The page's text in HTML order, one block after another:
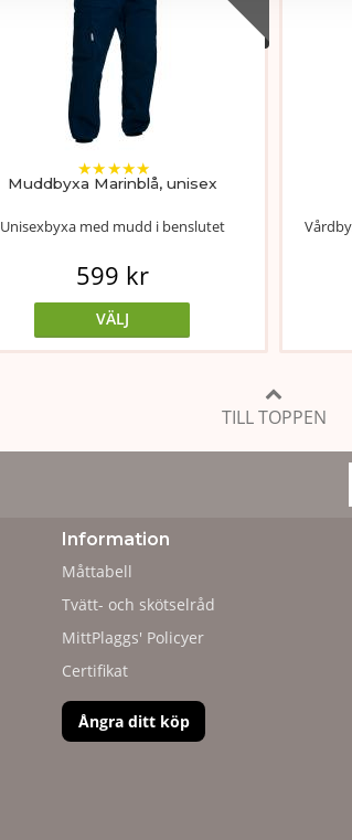
Muddbyxa Marinblå, unisex
★★★★★
Unisexbyxa med mudd i benslutet
599 kr
VÄLJ
TILL TOPPEN
Information
Måttabell
Tvätt- och skötselråd
MittPlaggs' Policyer
Certifikat
Ångra ditt köp